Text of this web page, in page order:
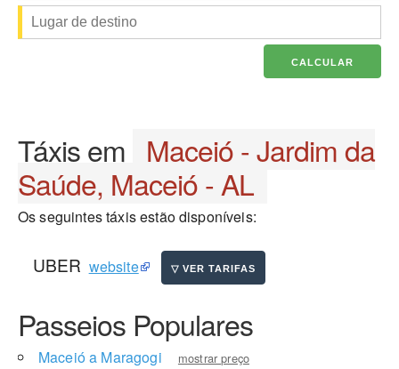
Táxis em Maceió - Jardim da
Saúde, Maceió - AL
Os seguintes táxis estão disponíveis:
UBER website
Passeios Populares
Maceió a Maragogi mostrar preço